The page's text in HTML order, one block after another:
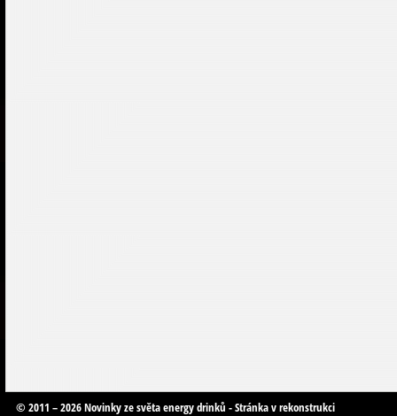
© 2011 – 2026 Novinky ze světa energy drinků - Stránka v rekonstrukci